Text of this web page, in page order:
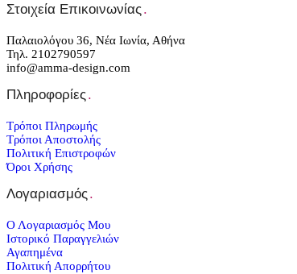
Στοιχεία Επικοινωνίας.
Παλαιολόγου 36, Νέα Ιωνία, Αθήνα
Τηλ. 2102790597
info@amma-design.com
Πληροφορίες.
Τρόποι Πληρωμής
Τρόποι Αποστολής
Πολιτική Επιστροφών
Όροι Χρήσης
Λογαριασμός.
Ο Λογαριασμός Μου
Ιστορικό Παραγγελιών
Αγαπημένα
Πολιτική Απορρήτου